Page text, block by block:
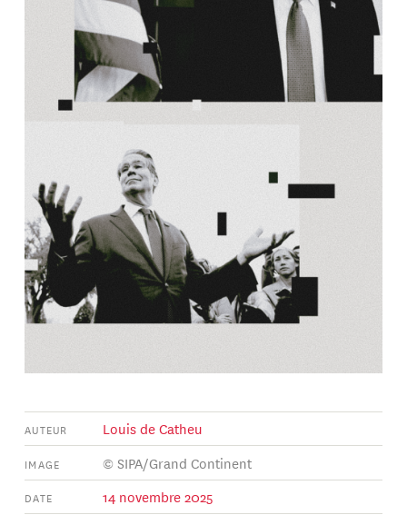
AUTEUR Louis de Catheu
IMAGE © SIPA/Grand Continent
DATE 14 novembre 2025